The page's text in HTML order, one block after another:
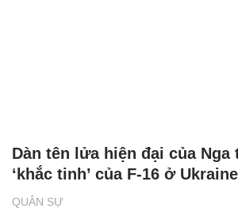
QUÂN SỰ
Dàn tên lửa hiện đại của Nga
‘khắc tinh’ của F-16 ở Ukraine